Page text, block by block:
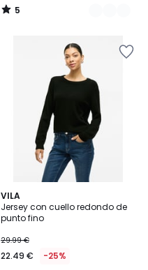
5
/
VILA
Jersey con cuello redondo de
punto fino
29.99 €
22.49 € -25%
4,2
/ 5